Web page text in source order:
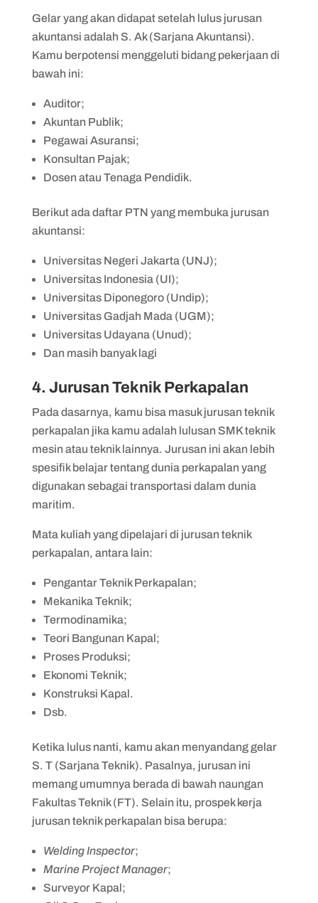
Gelar yang akan didapat setelah lulus jurusan
akuntansi adalah S. Ak (Sarjana Akuntansi).
Kamu berpotensi menggeluti bidang pekerjaan di
bawah ini:
Auditor;
Akuntan Publik;
Pegawai Asuransi;
Konsultan Pajak;
Dosen atau Tenaga Pendidik.
Berikut ada daftar PTN yang membuka jurusan
akuntansi:
Universitas Negeri Jakarta (UNJ);
Universitas Indonesia (UI);
Universitas Diponegoro (Undip);
Universitas Gadjah Mada (UGM);
Universitas Udayana (Unud);
Dan masih banyak lagi
4. Jurusan Teknik Perkapalan
Pada dasarnya, kamu bisa masuk jurusan teknik
perkapalan jika kamu adalah lulusan SMK teknik
mesin atau teknik lainnya. Jurusan ini akan lebih
spesifik belajar tentang dunia perkapalan yang
digunakan sebagai transportasi dalam dunia
maritim.
Mata kuliah yang dipelajari di jurusan teknik
perkapalan, antara lain:
Pengantar Teknik Perkapalan;
Mekanika Teknik;
Termodinamika;
Teori Bangunan Kapal;
Proses Produksi;
Ekonomi Teknik;
Konstruksi Kapal.
Dsb.
Ketika lulus nanti, kamu akan menyandang gelar
S. T (Sarjana Teknik). Pasalnya, jurusan ini
memang umumnya berada di bawah naungan
Fakultas Teknik (FT). Selain itu, prospek kerja
jurusan teknik perkapalan bisa berupa:
Welding Inspector;
Marine Project Manager;
Surveyor Kapal;